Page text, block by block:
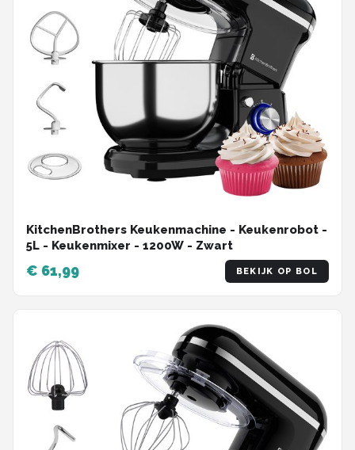
KitchenBrothers Keukenmachine - Keukenrobot -
5L - Keukenmixer - 1200W - Zwart
€ 61,99 BEKIJK OP BOL